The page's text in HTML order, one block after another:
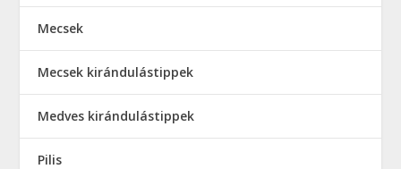
Mecsek
Mecsek kirándulástippek
Medves kirándulástippek
Pilis